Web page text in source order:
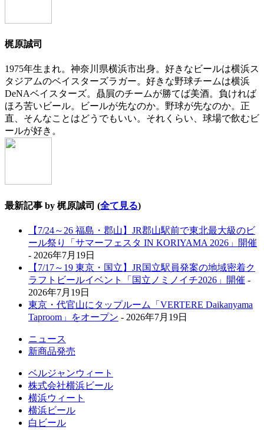
梶原誠司
1975年生まれ。神奈川県横浜市出身。好きなビールは横浜ス
タジアムのベイスターズラガー。好きな野球チームは横浜
DeNAベイスターズ。贔屓のチームが勝てば美酒。負ければ
ほろ苦いビール。ビールが先なのか。野球が先なのか。正
直、そんなことはどうでもいい。それくらい、球場で飲むビ
ールが好き。
最新記事 by 梶原誠司 (全て見る)
【7/24～26 福島・郡山】JR郡山駅前で東北最大級のビ
ール祭り「サマーフェスタ IN KORIYAMA 2026」開催
- 2026年7月19日
【7/17～19 東京・国立】JR国立駅員発案の地域密着ク
ラフトビールイベント「国立ノミノイチ2026」開催 -
2026年7月19日
東京・代官山にタップルーム「VERTERE Daikanyama
Taproom」をオープン - 2026年7月19日
ニュース
新商品発売
ベルジャンウィート
株式会社横浜ビール
横浜ウィート
横浜ビール
白ビール